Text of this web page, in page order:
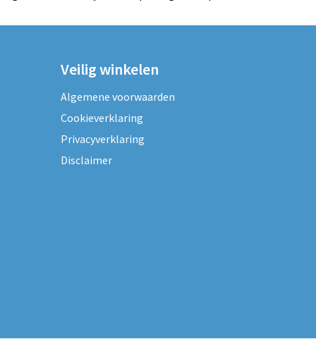
Veilig winkelen
Algemene voorwaarden
Cookieverklaring
Privacyverklaring
Disclaimer